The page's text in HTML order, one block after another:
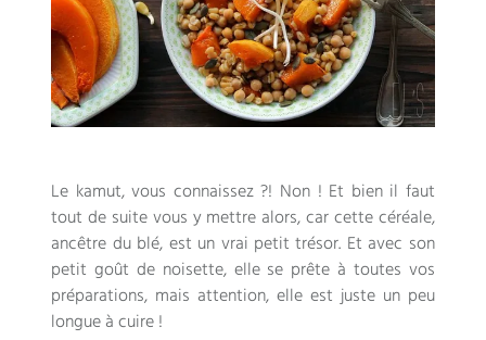
Le kamut, vous connaissez ?! Non ! Et bien il faut
tout de suite vous y mettre alors, car cette céréale,
ancêtre du blé, est un vrai petit trésor. Et avec son
petit goût de noisette, elle se prête à toutes vos
préparations, mais attention, elle est juste un peu
longue à cuire !